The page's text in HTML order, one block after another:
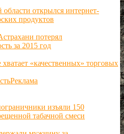
открылся интернет-
продуктов
потерял
за 2015 год
«качественных» торговых
Реклама
изъяли 150
табачной смеси